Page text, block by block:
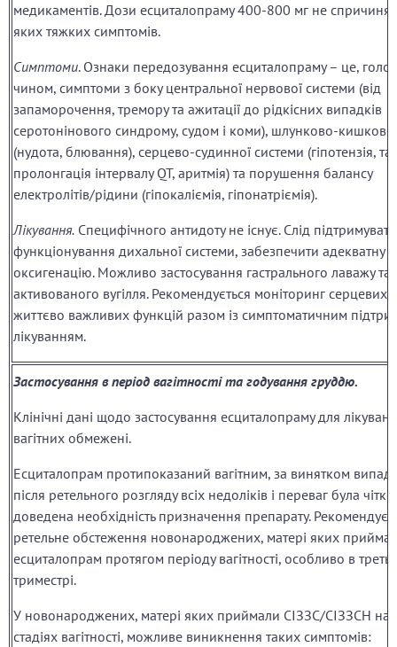
медикаментів. Дози есциталопраму 400-800 мг не
яких тяжких симптомів.
Симптоми. Ознаки передозування есциталопраму – це,
чином, симптоми з боку центральної нервової системи (від
запаморочення, тремору та ажитації до рідкісних випадків
серотонінового синдрому, судом і коми), шлунково-
(нудота, блювання), серцево-судинної системи (гіпотензія,
пролонгація інтервалу QT, аритмія) та порушення балансу
електролітів/рідини (гіпокаліємія, гіпонатріємія).
Лікування. Специфічного антидоту не існує. Слід
функціонування дихальної системи, забезпечити адекватну
оксигенацію. Можливо застосування гастрального лаважу та
активованого вугілля. Рекомендується моніторинг серцевих
життєво важливих функцій разом із симптоматичним
лікуванням.
Застосування в період вагітності та годування груддю.
Клінічні дані щодо застосування есциталопраму для
вагітних обмежені.
Есциталопрам протипоказаний вагітним, за винятком
після ретельного розгляду всіх недоліків і переваг була чітко
доведена необхідність призначення препарату.
ретельне обстеження новонароджених, матері яких
есциталопрам протягом періоду вагітності, особливо в
триместрі.
У новонароджених, матері яких приймали СІЗЗС/СІЗЗСН на
стадіях вагітності, можливе виникнення таких симптомів: